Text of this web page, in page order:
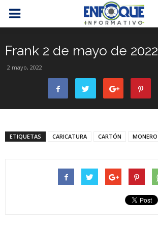
Frank 2 de mayo de 2022
2 mayo, 2022
ETIQUETAS CARICATURA CARTÓN MONERO